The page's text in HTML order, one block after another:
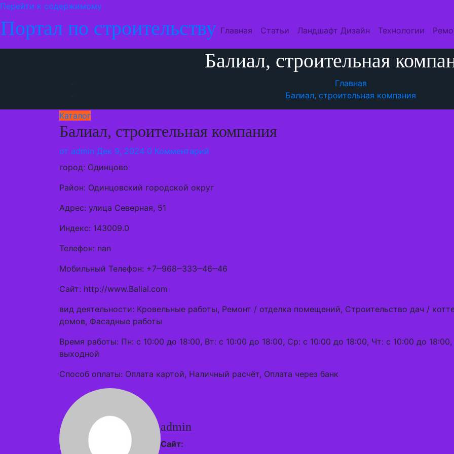
Перейти к содержимому
Портал по строительству Главная Статьи Ландшафт Дизайн Технологии
Балиал, строительная
Главная
Балиал, строительная компания
Каталог
Балиал, строительная компания
от admin Дек 9, 2024 0 Комментарий
город: Одинцово
Район: Одинцовский городской округ
Адрес: улица Северная, 51
Индекс: 143009.0
Телефон: nan
Мобильный Телефон: +7‒968‒333‒46‒46
Сайт: http://www.Balial.com
вид деятельности: Кровельные работы, Ремонт / отделка помещений, Строительство дач /
домов, Фасадные работы
Время работы: Пн: с 10:00 до 18:00, Вт: с 10:00 до 18:00, Ср: с 10:00 до 18:00, Чт: с 10:00 до
выходной
Способ оплаты: Оплата картой, Наличный расчёт, Оплата через банк
admin
Сайт: